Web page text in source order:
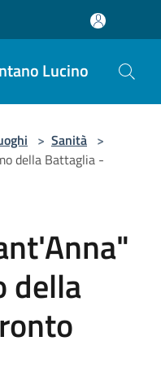
Lucino
> Sanità >
della Battaglia -
della